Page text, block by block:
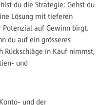
du die Strategie: Gehst du
Lösung mit tieferen
Potenzial auf Gewinn birgt.
du auf ein grösseres
Rückschläge in Kauf nimmst,
und
und der